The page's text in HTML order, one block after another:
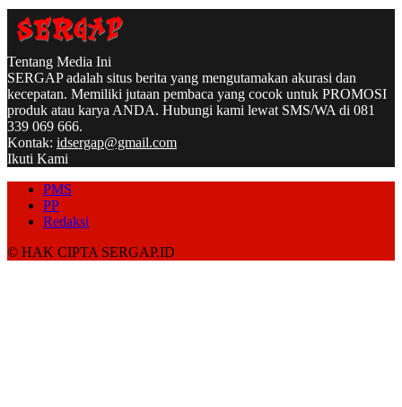
Tentang Media Ini
SERGAP adalah situs berita yang mengutamakan akurasi dan
kecepatan. Memiliki jutaan pembaca yang cocok untuk PROMOSI
produk atau karya ANDA. Hubungi kami lewat SMS/WA di 081
339 069 666.
Kontak: idsergap@gmail.com
Ikuti Kami
PMS
PP
Redaksi
© HAK CIPTA SERGAP.ID